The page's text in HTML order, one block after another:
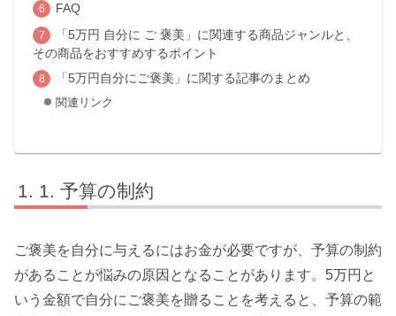
FAQ
「5万円 自分に ご 褒美」に関連する商品ジャンルと、
その商品をおすすめするポイント
「5万円自分にご褒美」に関する記事のまとめ
関連リンク
1. 予算の制約
ご褒美を自分に与えるにはお金が必要ですが、予算の制約
があることが悩みの原因となることがあります。5万円と
いう金額で自分にご褒美を贈ることを考えると、予算の範